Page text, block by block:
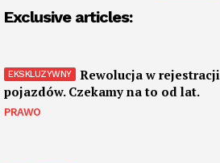
Exclusive articles:
Rewolucja w rejestracji
pojazdów. Czekamy na to od lat.
PRAWO